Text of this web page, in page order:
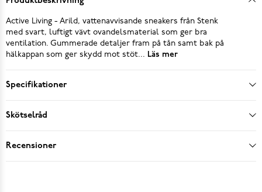
Active Living - Arild, vattenavvisande sneakers från Stenk
med svart, luftigt vävt ovandelsmaterial som ger bra
ventilation. Gummerade detaljer fram på tån samt bak på
hälkappan som ger skydd mot stöt... Läs mer
Specifikationer
Skötselråd
Recensioner